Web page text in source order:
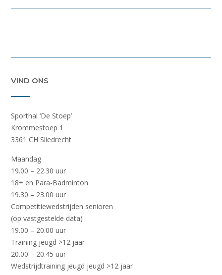
VIND ONS
Sporthal ‘De Stoep’
Krommestoep 1
3361 CH Sliedrecht
Maandag
19.00 – 22.30 uur
18+ en Para-Badminton
19.30 – 23.00 uur
Competitiewedstrijden senioren
(op vastgestelde data)
19.00 – 20.00 uur
Training jeugd >12 jaar
20.00 – 20.45 uur
Wedstrijdtraining jeugd jeugd >12 jaar